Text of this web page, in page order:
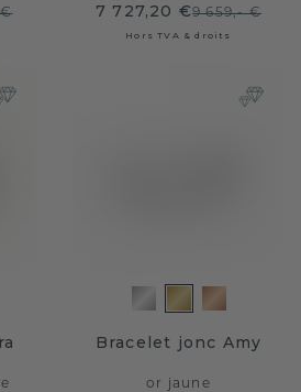
€ 7 727,20 €9 659,- €
Hors TVA & droits
Bracelet jonc Amy
or jaune